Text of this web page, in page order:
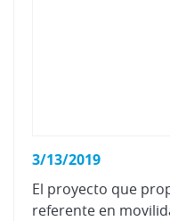
3/13/2019
El proyecto que
referente en